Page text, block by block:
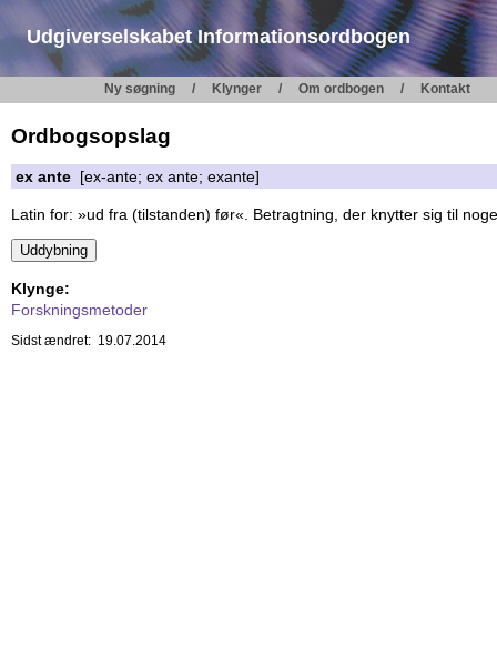
Udgiverselskabet Informationsordbogen
Ny søgning Klynger Om ordbogen Kontakt
Ordbogsopslag
ex ante [ex-ante; ex ante; exante]
Latin for: »ud fra (tilstanden) før«. Betragtning, der knytter sig til
Klynge:
Forskningsmetoder
Sidst ændret: 19.07.2014